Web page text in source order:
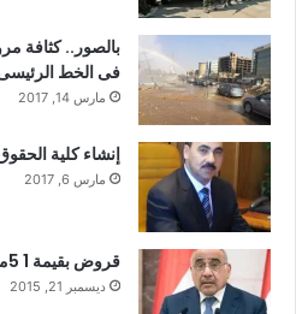
بالصور.. كثافة
فى الخط
مارس 14, 2017
إنشاء كلية
مارس 6, 2017
قروض بقيمة 1 5مليار دولار لتنمية سيناء
ديسمبر 21, 2015